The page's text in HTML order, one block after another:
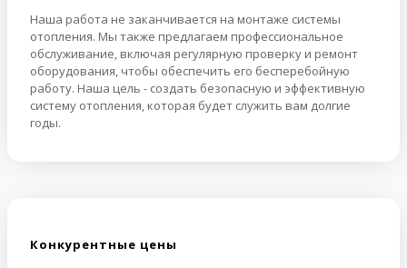
Наша работа не заканчивается на монтаже системы
отопления. Мы также предлагаем профессиональное
обслуживание, включая регулярную проверку и ремонт
оборудования, чтобы обеспечить его бесперебойную
работу. Наша цель - создать безопасную и эффективную
систему отопления, которая будет служить вам долгие
годы.
Конкурентные цены